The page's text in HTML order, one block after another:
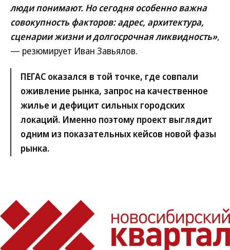
люди понимают. Но сегодня особенно важна
совокупность факторов: адрес, архитектура,
сценарии жизни и долгосрочная ликвидность»,
— резюмирует Иван Завьялов.
ПЕГАС оказался в той точке, где совпали
оживление рынка, запрос на качественное
жилье и дефицит сильных городских
локаций. Именно поэтому проект выглядит
одним из показательных кейсов новой фазы
рынка.